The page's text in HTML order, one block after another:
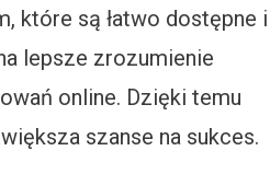
które są łatwo dostępne i
lepsze zrozumienie
online. Dzięki temu
szanse na sukces.